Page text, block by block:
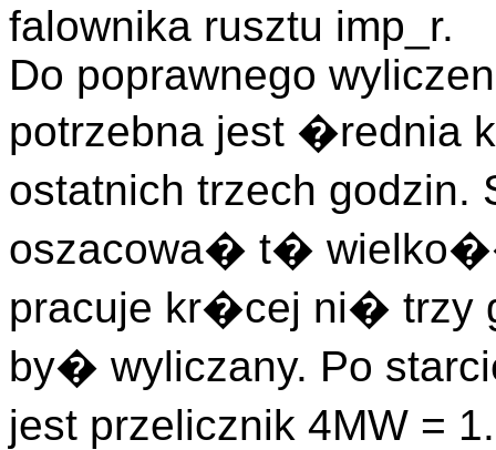
falownika rusztu imp_r.
Do poprawnego
potrzebna jest
ostatnich trzech
oszacowa� t�
pracuje kr�cej ni� trzy
by� wyliczany. Po
jest przelicznik 4MW =